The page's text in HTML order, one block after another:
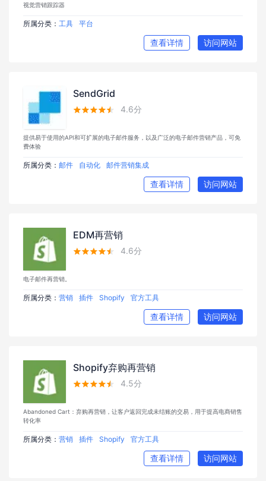
视觉营销跟踪器
所属分类： 工具 平台
查看详情 访问网站
SendGrid
 4.6分
提供易于使用的API和可扩展的电子邮件服务，以及广泛的电子邮件营销产品，可免
费体验
所属分类： 邮件 自动化 邮件营销集成
查看详情 访问网站
EDM再营销
 4.6分
电子邮件再营销。
所属分类： 营销 插件 Shopify 官方工具
查看详情 访问网站
Shopify弃购再营销
 4.5分
Abandoned Cart：弃购再营销，让客户返回完成未结账的交易，用于提高电商销售
转化率
所属分类： 营销 插件 Shopify 官方工具
查看详情 访问网站